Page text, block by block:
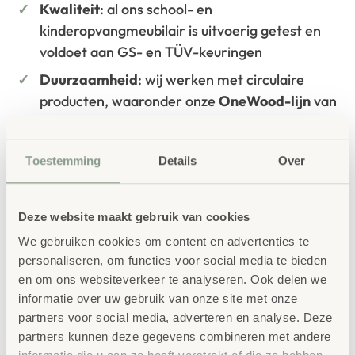
Toestemming Details Over
Deze website maakt gebruik van cookies
We gebruiken cookies om content en advertenties te
personaliseren, om functies voor social media te bieden
en om ons websiteverkeer te analyseren. Ook delen we
informatie over uw gebruik van onze site met onze
partners voor social media, adverteren en analyse. Deze
partners kunnen deze gegevens combineren met andere
Kwaliteit: al ons school- en
kinderopvangmeubilair is uitvoerig getest en
voldoet aan GS- en TÜV-keuringen
Duurzaamheid: wij werken met circulaire
producten, waaronder onzeOneWood-lijnvan
Daarnaast zelfs voorzien van het
milieukeurmerk
EU-Ecolabel
Extra informatie
SKU 34279